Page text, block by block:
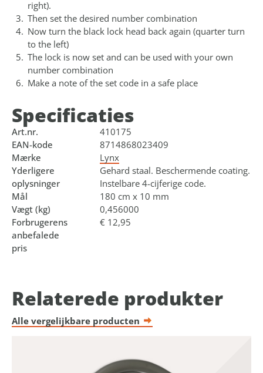
right).
Then set the desired number combination
Now turn the black lock head back again (quarter turn
to the left)
The lock is now set and can be used with your own
number combination
Make a note of the set code in a safe place
Specificaties
Art.nr.
410175
EAN-kode
8714868023409
Mærke
Lynx
Yderligere
oplysninger
Gehard staal. Beschermende coating.
Instelbare 4-cijferige code.
Mål
180 cm x 10 mm
Vægt (kg)
0,456000
Forbrugerens
anbefalede
pris
€ 12,95
Relaterede produkter
Alle vergelijkbare producten